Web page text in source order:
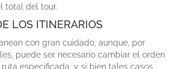
total del tour.
LOS ITINERARIOS
con gran cuidado, aunque, por
puede ser necesario cambiar el orden
especificada, y si bien tales casos